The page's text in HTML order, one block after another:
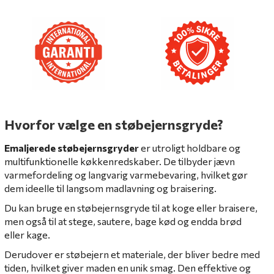
Hvorfor vælge en støbejernsgryde?
Emaljerede støbejernsgryderer utroligt holdbare og
multifunktionelle køkkenredskaber. De tilbyder jævn
varmefordeling og langvarig varmebevaring, hvilket gør
dem ideelle til langsom madlavning og braisering.
Du kan bruge en støbejernsgryde til at koge eller braisere,
men også til at stege, sautere, bage kød og endda brød
eller kage.
Derudover er støbejern et materiale, der bliver bedre med
tiden, hvilket giver maden en unik smag. Den effektive og